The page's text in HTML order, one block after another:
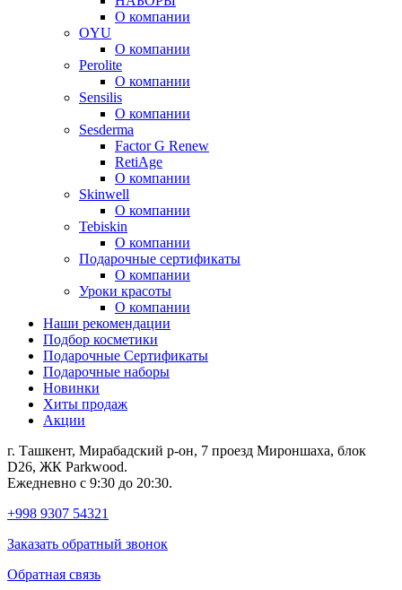
О компании
OYU
О компании
Perolite
О компании
Sensilis
О компании
Sesderma
Factor G Renew
RetiAge
О компании
Skinwell
О компании
Tebiskin
О компании
Подарочные сертификаты
О компании
Уроки красоты
О компании
Наши рекомендации
Подбор косметики
Подарочные Сертификаты
Подарочные наборы
Новинки
Хиты продаж
Акции
г. Ташкент, Мирабадский р-он, 7 проезд Мироншаха, блок
D26, ЖК Раrkwood.
Ежедневно с 9:30 до 20:30.
+998 9307 54321
Заказать обратный звонок
Обратная связь